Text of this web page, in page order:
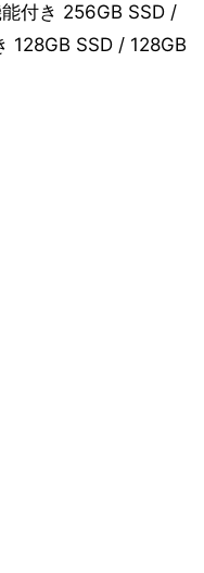
付き 256GB SSD /
128GB SSD / 128GB